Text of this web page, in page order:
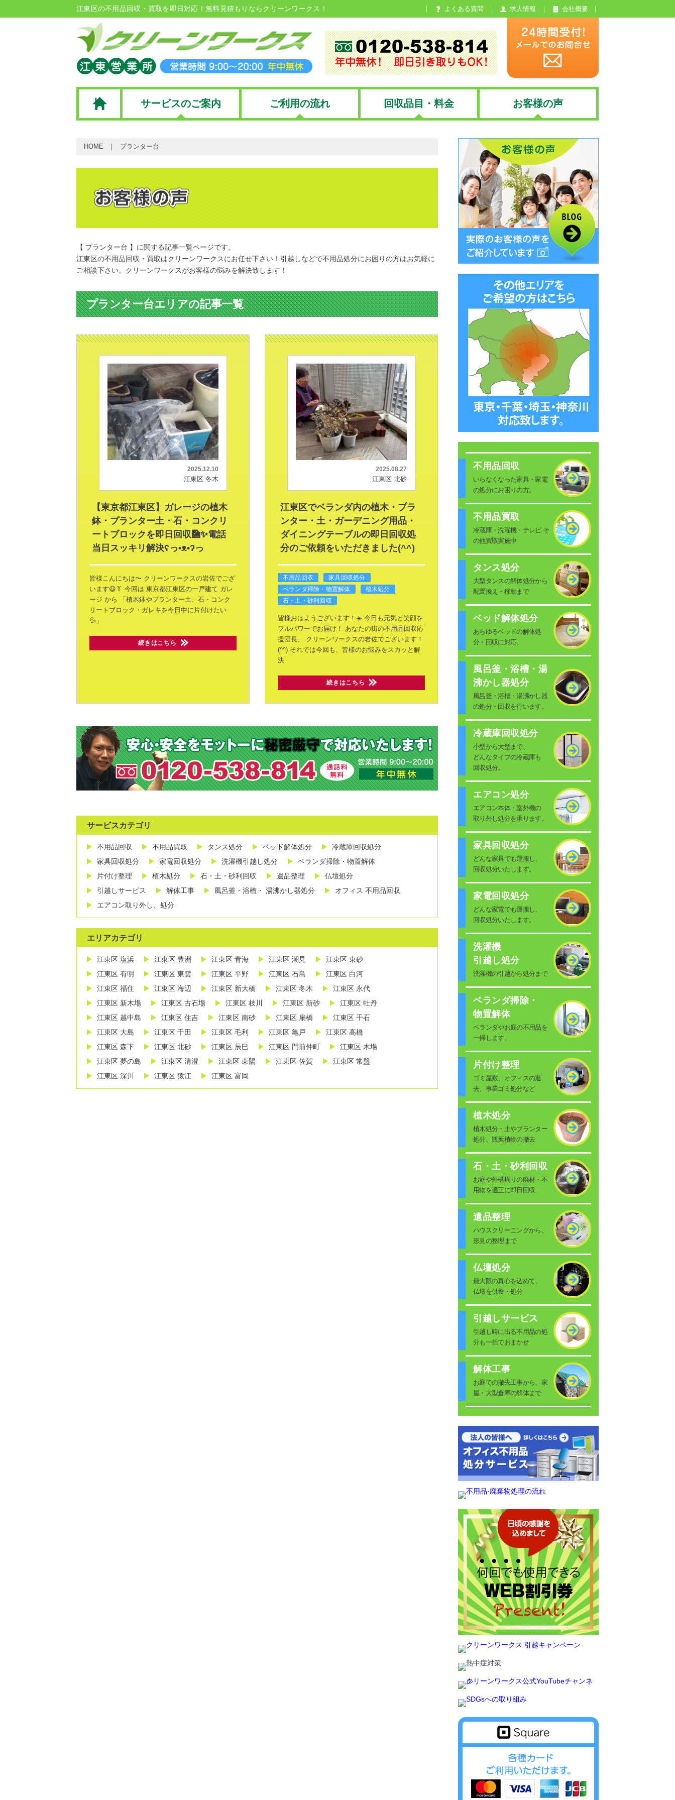
江東区の不用品回収・買取を即日対応！無料見積もりならクリーンワークス！ よくある質問 求人情報 会社概要
サービスのご案内 ご利用の流れ 回収品目・料金 お客様の声
HOME プランター台
【 プランター台 】に関する記事一覧ページです。
江東区の不用品回収・買取はクリーンワークスにお任せ下さい！引越しなどで不用品処分にお困りの方はお気軽に
ご相談下さい。クリーンワークスがお客様の悩みを解決致します！
プランター台エリアの記事一覧
2025.12.10
江東区 冬木
【東京都江東区】ガレージの植木
鉢・プランター土・石・コンクリ
ートブロックを即日回収🎑✨電話
当日スッキリ解決ʕ⁠っ⁠•⁠ᴥ⁠•⁠ʔ⁠っ
皆様こんにちは〜 クリーンワークスの岩佐でござ
います😃👔 今回は 東京都江東区の一戸建て ガレ
ージ から
「植木鉢やプランター土、石・コンク
リートブロック・ガレキを今日中に片付けたい
💦」
続きはこちら
2025.08.27
江東区 北砂
江東区でベランダ内の植木・プラ
ンター・土・ガーデニング用品・
ダイニングテーブルの即日回収処
分のご依頼をいただきました(^^)
不用品回収
家具回収処分
ベランダ掃除・物置解体
植木処分
石・土・砂利回収
皆様おはようございます！☀️ 今日も元気と笑顔を
フルパワーでお届け！
あなたの街の不用品回収応
援団長、
クリーンワークスの岩佐でございます！
(^^) それでは今回も、皆様のお悩みをスカッと解
決
続きはこちら
サービスカテゴリ
不用品回収 不用品買取 タンス処分 ベッド解体処分
冷蔵庫回収処分
家具回収処分
家電回収処分 洗濯機引越し処分
ベランダ掃除・物置解体
片付け整理
植木処分 石・土・砂利回収 遺品整理
仏壇処分
引越しサービス
解体工事 風呂釜・浴槽・ 湯沸かし器処分
オフィス 不用品回収
エアコン取り外し、処分
エリアカテゴリ
江東区 塩浜 江東区 豊洲 江東区 青海 江東区 潮見
江東区 東砂
江東区 有明
江東区 東雲 江東区 平野 江東区 石島
江東区 白河
江東区 福住
江東区 海辺 江東区 新大橋 江東区 冬木
江東区 永代
江東区 新木場
江東区 古石場 江東区 枝川 江東区 新砂
江東区 牡丹
江東区 越中島
江東区 住吉 江東区 南砂 江東区 扇橋
江東区 千石
江東区 大島
江東区 千田 江東区 毛利 江東区 亀戸
江東区 高橋
江東区 森下
江東区 北砂 江東区 辰巳 江東区 門前仲町
江東区 木場
江東区 夢の島
江東区 清澄 江東区 東陽 江東区 佐賀
江東区 常盤
江東区 深川
江東区 猿江 江東区 富岡
不用品回収
いらなくなった家具・家電
の処分にお困りの方。
不用品買取
冷蔵庫・洗濯機・テレビ そ
の他買取実施中
タンス処分
大型タンスの解体処分から
配置換え・移動まで
ベッド解体処分
あらゆるベッドの解体処
分・回収に対応。
風呂釜・浴槽・湯
沸かし器処分
風呂釜・浴槽・湯沸かし器
の処分・回収を行います。
冷蔵庫回収処分
小型から大型まで、
どんなタイプの冷蔵庫も
回収処分。
エアコン処分
エアコン本体・室外機の
取り外し処分を承ります。
家具回収処分
どんな家具でも運搬し、
回収処分いたします。
家電回収処分
どんな家電でも運搬し、
回収処分いたします。
洗濯機
引越し処分
洗濯機の引越から処分まで
ベランダ掃除・
物置解体
ベランダやお庭の不用品を
一掃します。
片付け整理
ゴミ屋敷、オフィスの退
去、事業ゴミ処分など
植木処分
植木処分・土やプランター
処分、観葉植物の撤去
石・土・砂利回収
お庭や外構周りの廃材・不
用物を適正に即日回収
遺品整理
ハウスクリーニングから、
形見の整理まで
仏壇処分
最大限の真心を込めて、
仏壇を供養・処分
引越しサービス
引越し時に出る不用品の処
分も一括でおまかせ
解体工事
お庭での撤去工事から、家
屋・大型倉庫の解体まで